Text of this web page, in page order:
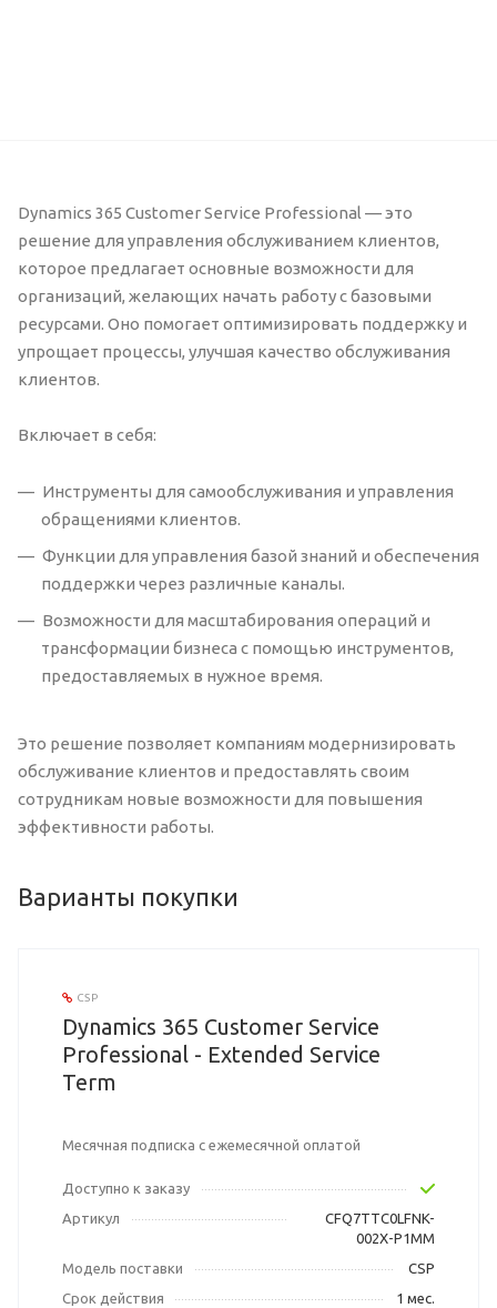
Dynamics 365 Customer Service Professional — это
решение для управления обслуживанием клиентов,
которое предлагает основные возможности для
организаций, желающих начать работу с базовыми
ресурсами. Оно помогает оптимизировать поддержку и
упрощает процессы, улучшая качество обслуживания
клиентов.
Включает в себя:
Инструменты для самообслуживания и управления
обращениями клиентов.
Функции для управления базой знаний и обеспечения
поддержки через различные каналы.
Возможности для масштабирования операций и
трансформации бизнеса с помощью инструментов,
предоставляемых в нужное время.
Это решение позволяет компаниям модернизировать
обслуживание клиентов и предоставлять своим
сотрудникам новые возможности для повышения
эффективности работы.
Варианты покупки
CSP
Dynamics 365 Customer Service
Professional - Extended Service
Term
Месячная подписка с ежемесячной оплатой
Доступно к заказу
Артикул
CFQ7TTC0LFNK-
002X-P1MM
Модель поставки
CSP
Срок действия
1 мес.